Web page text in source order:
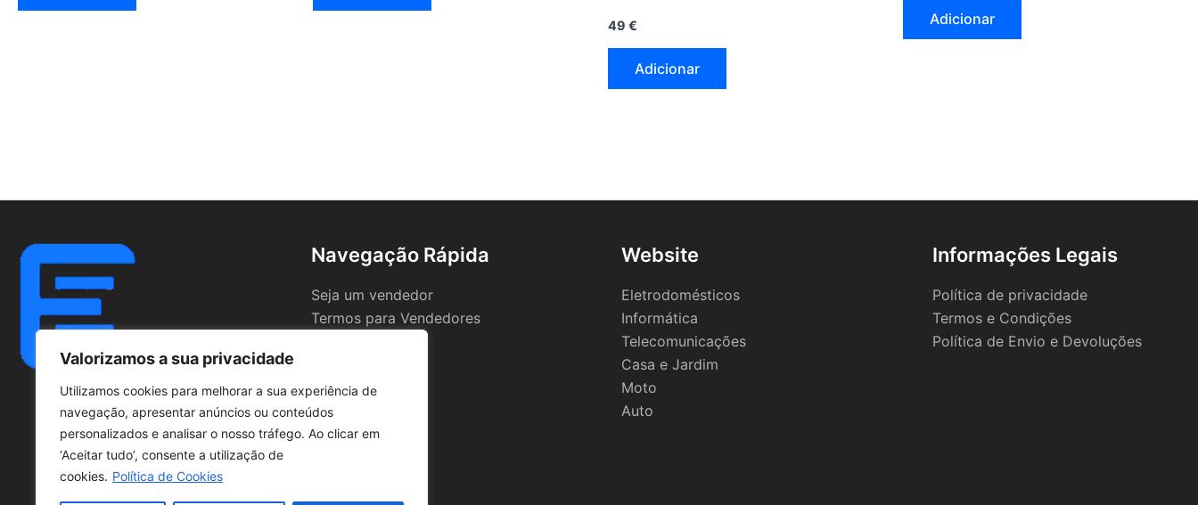
Valorizamos a sua privacidade
Utilizamos cookies para melhorar a sua experiência de
navegação, apresentar anúncios ou conteúdos
personalizados e analisar o nosso tráfego. Ao clicar em
‘Aceitar tudo’, consente a utilização de
cookies. Política de Cookies
49 €
Adicionar
Adicionar
Navegação Rápida
Seja um vendedor
Termos para Vendedores
Website
Eletrodomésticos
Informática
Telecomunicações
Casa e Jardim
Moto
Auto
Informações Legais
Política de privacidade
Termos e Condições
Política de Envio e Devoluções